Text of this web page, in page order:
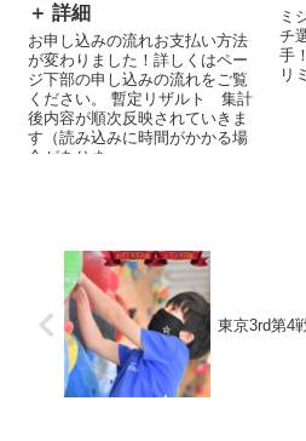
＋ 詳細
お申し込みの流れお支払い方法
が変わりました！詳しくはペー
ジ下部の申し込みの流れをご覧
ください。 暫定リザルト 集計
後内容が順次反映されていきま
す（読み込みに時間がかかる場
合がありま...
ミ
チ
手
リ
東京3rd第4